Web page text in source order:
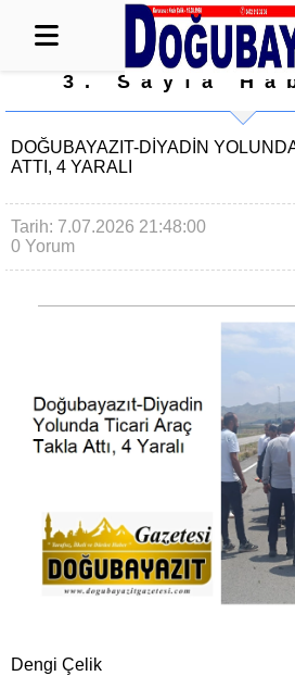
3. Sayfa
DOĞUBAYAZIT-DIYADIN
ATTI, 4 YARALI
Tarih: 7.07.2026 21:48:00
0 Yorum
Dengi Çelik